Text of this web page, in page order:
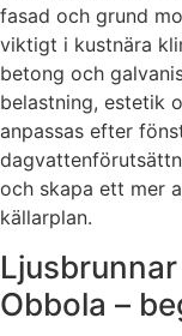
fasad och grund
viktigt i kustnära
betong och
belastning, estetik
anpassas efter
och skapa ett mer
källarplan.
Obbola –